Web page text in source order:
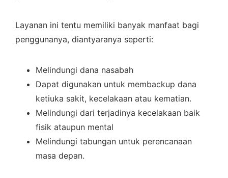
Layanan ini tentu memiliki banyak manfaat bagi
penggunanya, diantyaranya seperti:
Melindungi dana nasabah
Dapat digunakan untuk membackup dana
ketiuka sakit, kecelakaan atau kematian.
Melindungi dari terjadinya kecelakaan baik
fisik ataupun mental
Melindungi tabungan untuk perencanaan
masa depan.